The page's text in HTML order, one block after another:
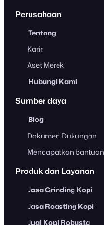
Perusahaan
Tentang
Karir
Aset Merek
Hubungi Kami
Sumber daya
Blog
Dokumen Dukungan
Mendapatkan bantuan
Produk dan Layanan
Jasa Grinding Kopi
Jasa Roasting Kopi
Jual Kopi Robusta